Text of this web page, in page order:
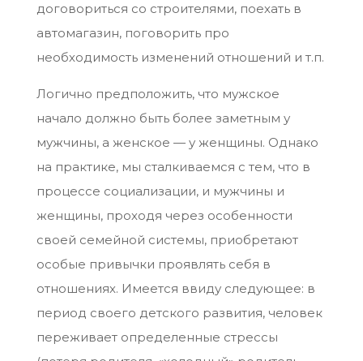
договориться со строителями, поехать в
автомагазин, поговорить про
необходимость изменений отношений и т.п.
Логично предположить, что мужское
начало должно быть более заметным у
мужчины, а женское — у женщины. Однако
на практике, мы сталкиваемся с тем, что в
процессе социализации, и мужчины и
женщины, проходя через особенности
своей семейной системы, приобретают
особые привычки проявлять себя в
отношениях. Имеется ввиду следующее: в
период своего детского развития, человек
переживает определенные стрессы